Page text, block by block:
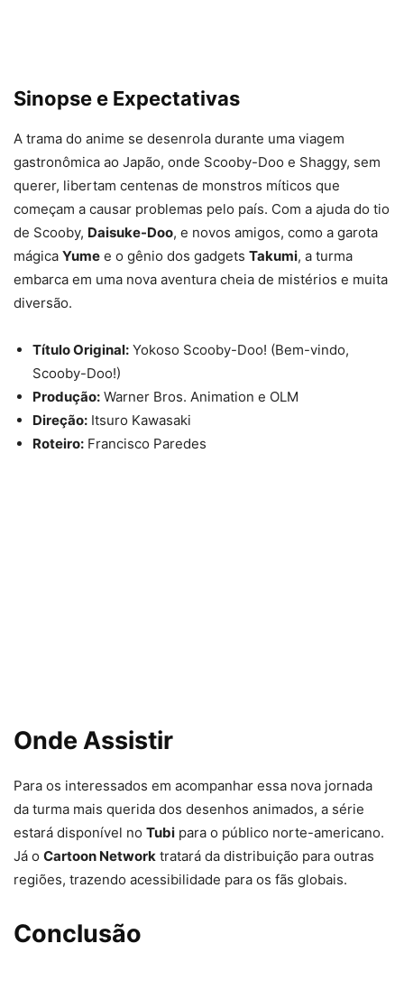
Sinopse e Expectativas
A trama do anime se desenrola durante uma viagem
gastronômica ao Japão, onde Scooby-Doo e Shaggy, sem
querer, libertam centenas de monstros míticos que
começam a causar problemas pelo país. Com a ajuda do tio
de Scooby, Daisuke-Doo, e novos amigos, como a garota
mágica Yume e o gênio dos gadgets Takumi, a turma
embarca em uma nova aventura cheia de mistérios e muita
diversão.
Título Original: Yokoso Scooby-Doo! (Bem-vindo,
Scooby-Doo!)
Produção: Warner Bros. Animation e OLM
Direção: Itsuro Kawasaki
Roteiro: Francisco Paredes
Onde Assistir
Para os interessados em acompanhar essa nova jornada
da turma mais querida dos desenhos animados, a série
estará disponível no Tubi para o público norte-americano.
Já o Cartoon Network tratará da distribuição para outras
regiões, trazendo acessibilidade para os fãs globais.
Conclusão